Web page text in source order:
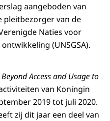
aangeboden van
pleitbezorger van de
Naties voor
(UNSGSA).
Beyond Access and Usage to
van Koningin
2019 tot juli 2020.
zij dit jaar een deel van